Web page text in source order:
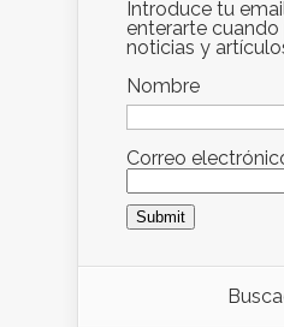
Introduce tu
enterarte
noticias y
Nombre
Correo